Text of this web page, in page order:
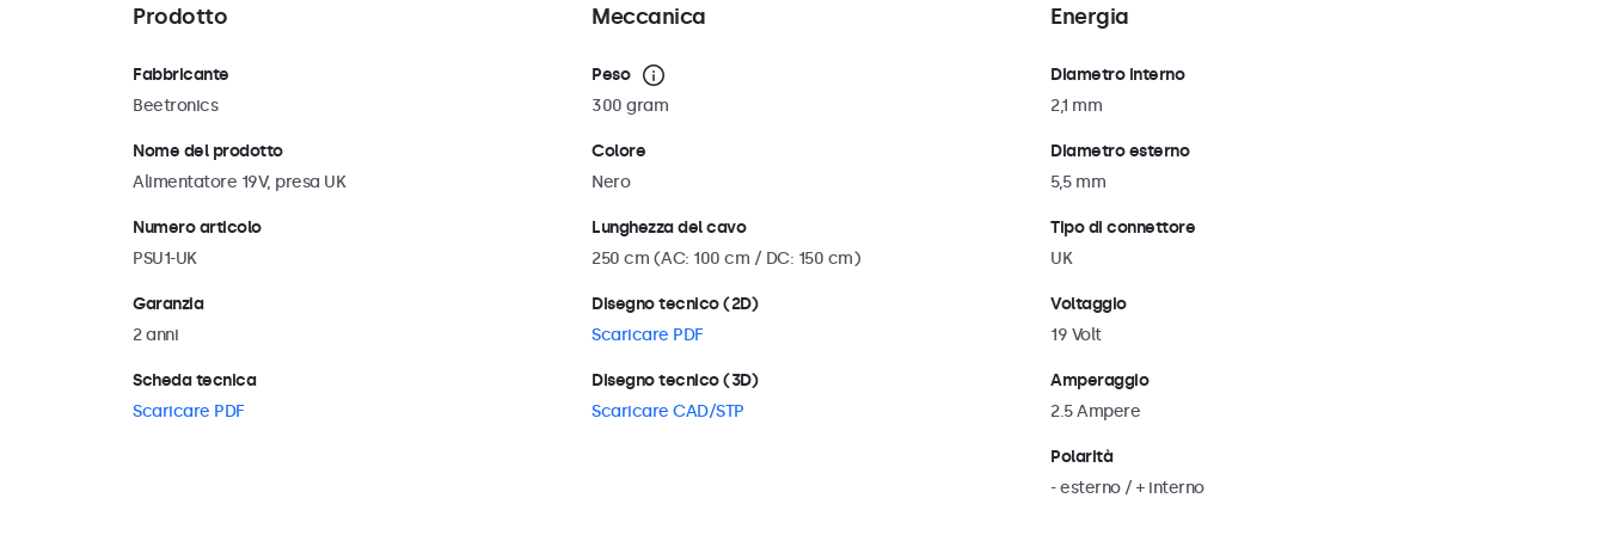
Prodotto
Fabbricante
Beetronics
Nome del prodotto
Alimentatore 19V, presa UK
Numero articolo
PSU1-UK
Garanzia
2 anni
Scheda tecnica
Scaricare PDF
Meccanica
Peso
300 gram
Colore
Nero
Lunghezza del cavo
250 cm (AC: 100 cm / DC: 150 cm)
Disegno tecnico (2D)
Scaricare PDF
Disegno tecnico (3D)
Scaricare CAD/STP
Energia
Diametro interno
2,1 mm
Diametro esterno
5,5 mm
Tipo di connettore
UK
Voltaggio
19 Volt
Amperaggio
2.5 Ampere
Polarità
- esterno / + interno